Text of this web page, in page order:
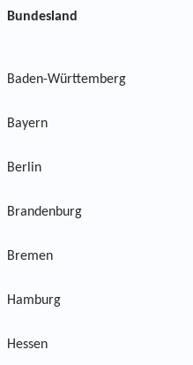
Bundesland
Baden-Württemberg
Bayern
Berlin
Brandenburg
Bremen
Hamburg
Hessen